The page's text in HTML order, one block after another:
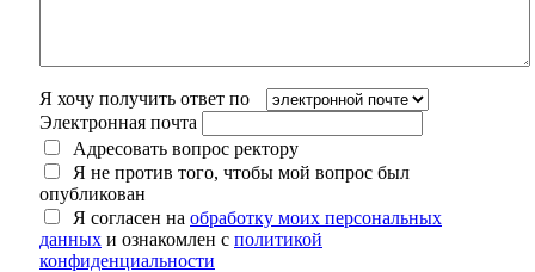
Я хочу получить ответ по
Электронная почта
Адресовать вопрос ректору
Я не против того, чтобы мой вопрос был
опубликован
Я согласен на обработку моих персональных
данных и ознакомлен с политикой
конфиденциальности